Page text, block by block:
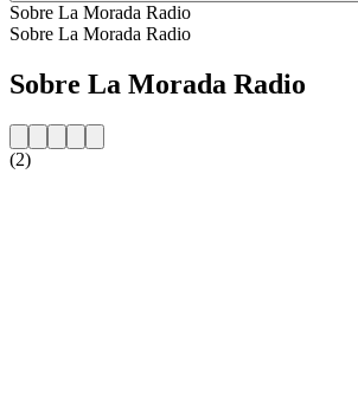
Sobre La Morada Radio
Sobre La Morada Radio
Sobre La Morada Radio
(2)